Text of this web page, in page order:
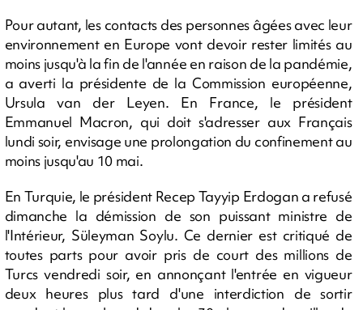
Pour autant, les contacts des personnes âgées avec leur
environnement en Europe vont devoir rester limités au
moins jusqu'à la fin de l'année en raison de la pandémie,
a averti la présidente de la Commission européenne,
Ursula van der Leyen. En France, le président
Emmanuel Macron, qui doit s'adresser aux Français
lundi soir, envisage une prolongation du confinement au
moins jusqu'au 10 mai.
En Turquie, le président Recep Tayyip Erdogan a refusé
dimanche la démission de son puissant ministre de
l'Intérieur, Süleyman Soylu. Ce dernier est critiqué de
toutes parts pour avoir pris de court des millions de
Turcs vendredi soir, en annonçant l'entrée en vigueur
deux heures plus tard d'une interdiction de sortir